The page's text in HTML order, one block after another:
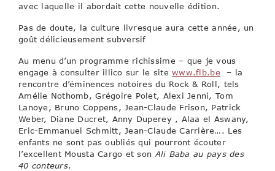
avec laquelle il abordait cette nouvelle édition.
Pas de doute, la culture livresque aura cette année, un
goût délicieusement subversif
Au menu d’un programme richissime – que je vous
engage à consulter illico sur le sitewww.flb.be – la
rencontre d’éminences notoires du Rock & Roll, tels
Amélie Nothomb, Grégoire Polet, Alexi Jenni, Tom
Lanoye, Bruno Coppens, Jean-Claude Frison, Patrick
Weber, Diane Ducret, Anny Duperey , Alaa el Aswany,
Eric-Emmanuel Schmitt, Jean-Claude Carrière…. Les
enfants ne sont pas oubliés qui pourront écouter
l’excellent Mousta Cargo et son Ali Baba au pays des
40 conteurs.